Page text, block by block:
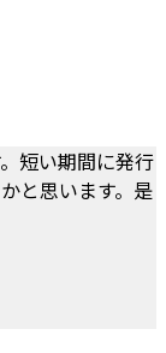
短い期間に発行
と思います。是